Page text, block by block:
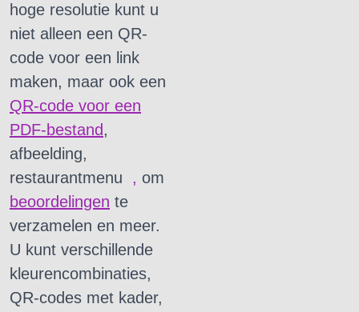
hoge resolutie kunt u
niet alleen een QR-
code voor een link
maken, maar ook een
QR-code voor een
PDF-bestand,
afbeelding,
restaurantmenu , om
beoordelingen te
verzamelen en meer.
U kunt verschillende
kleurencombinaties,
QR-codes met kader,